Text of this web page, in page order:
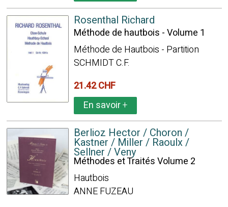
Rosenthal Richard
Méthode de hautbois - Volume 1
Méthode de Hautbois - Partition
SCHMIDT C.F.
21.42 CHF
En savoir+
Berlioz Hector / Choron /
Kastner / Miller / Raoulx /
Sellner / Veny
Méthodes et Traités Volume 2
Hautbois
ANNE FUZEAU